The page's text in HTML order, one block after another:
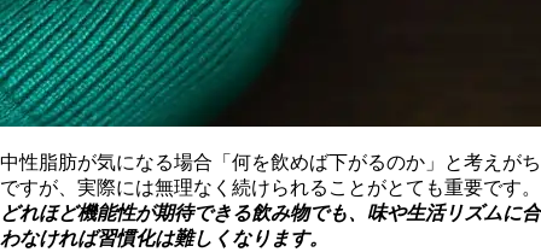
中性脂肪が気になる場合「何を飲めば下がるのか」と考えがち
ですが、実際には無理なく続けられることがとても重要です。
どれほど機能性が期待できる飲み物でも、味や生活リズムに合
わなければ習慣化は難しくなります。